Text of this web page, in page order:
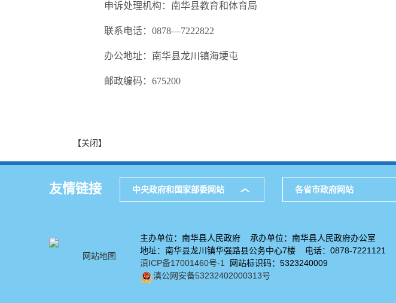
申诉处理机构：南华县教育和体育局
联系电话：0878—7222822
办公地址：南华县龙川镇海埂屯
邮政编码：675200
【关闭】
友情链接 中央政府和国家部委网站 各省市政府网站
网站地图
主办单位：南华县人民政府 承办单位：南华县人民政府办公室
地址：南华县龙川镇华强路县公务中心7楼 电话：0878-7221121
滇ICP备17001460号-1
网站标识码：5323240009
滇公网安备53232402000313号